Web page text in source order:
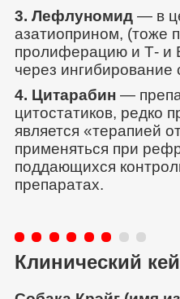
3. Лефлуномид— в
азатиоприном, (тоже
пролиферацию и Т- и
через
4. Цитарабин—
цитостатиков, редко
является «терапией
применяться при
поддающихся
препаратах.
Клинический